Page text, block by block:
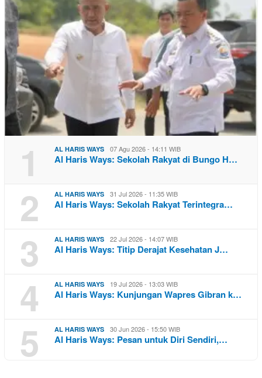
1 AL HARIS WAYS 07 Agu 2026 - 14:11 WIB
Al Haris Ways: Sekolah Rakyat di Bungo H…
2 AL HARIS WAYS 31 Jul 2026 - 11:35 WIB
Al Haris Ways: Sekolah Rakyat Terintegra…
3 AL HARIS WAYS 22 Jul 2026 - 14:07 WIB
Al Haris Ways: Titip Derajat Kesehatan J…
4 AL HARIS WAYS 19 Jul 2026 - 13:03 WIB
Al Haris Ways: Kunjungan Wapres Gibran k…
5 AL HARIS WAYS 30 Jun 2026 - 15:50 WIB
Al Haris Ways: Pesan untuk Diri Sendiri,…